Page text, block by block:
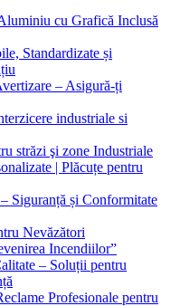
cu Grafică Inclusă
Standardizate și
– Asigură-ți
industriale si
străzi şi zone Industriale
| Plăcuțe pentru
Siguranță și Conformitate
Nevăzători
Incendiilor”
– Soluții pentru
Profesionale pentru